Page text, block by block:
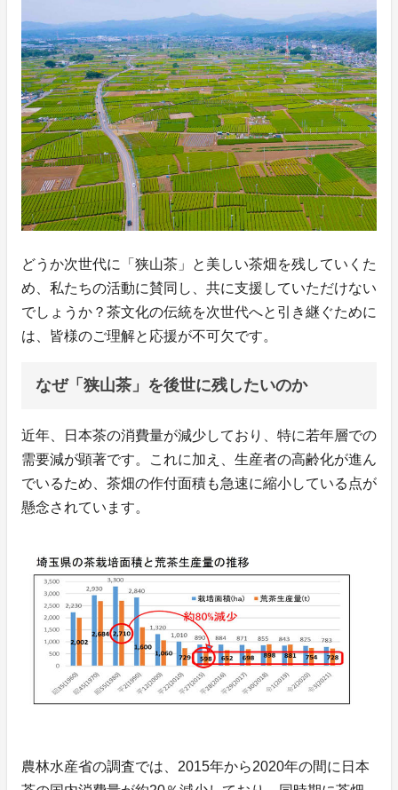
どうか次世代に「狭山茶」と美しい茶畑を残していくた
め、私たちの活動に賛同し、共に支援していただけない
でしょうか？茶文化の伝統を次世代へと引き継ぐために
は、皆様のご理解と応援が不可欠です。
なぜ「狭山茶」を後世に残したいのか
近年、日本茶の消費量が減少しており、特に若年層での
需要減が顕著です。これに加え、生産者の高齢化が進ん
でいるため、茶畑の作付面積も急速に縮小している点が
懸念されています。
農林水産省の調査では、2015年から2020年の間に日本